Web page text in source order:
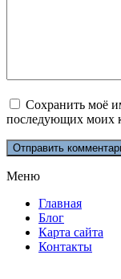
Сохранить моё
последующих моих
Меню
Главная
Блог
Карта сайта
Контакты